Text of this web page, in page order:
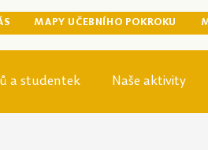
MAPY UČEBNÍHO POKROKU
a studentek Naše aktivity